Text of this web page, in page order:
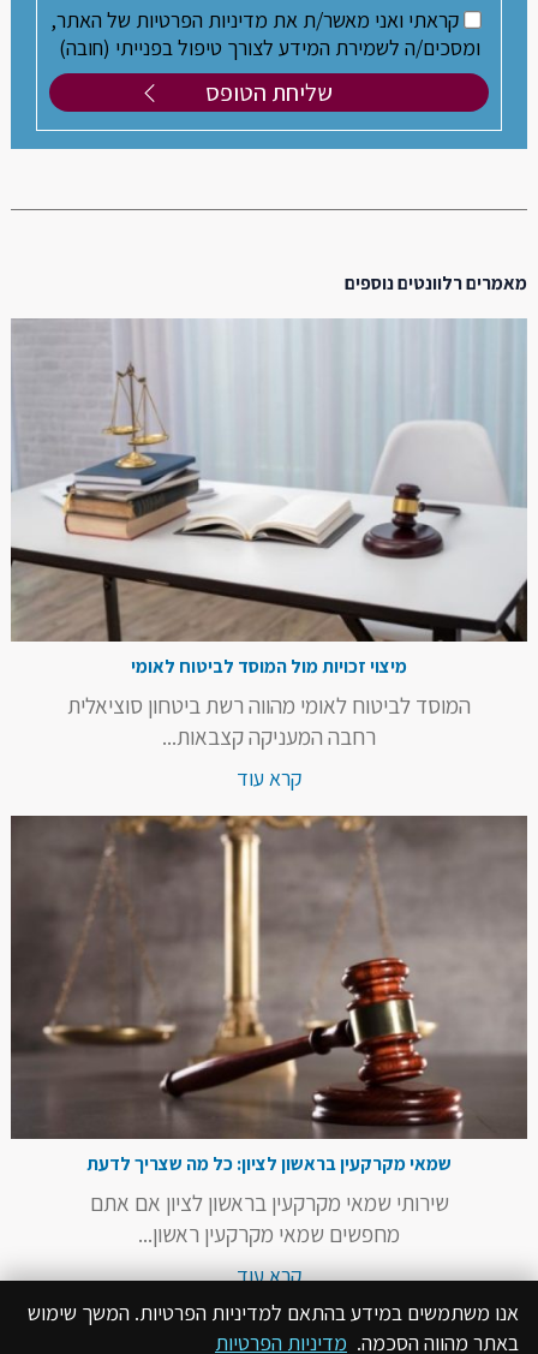
קראתי ואני מאשר/ת את מדיניות הפרטיות של האתר,
ומסכים/ה לשמירת המידע לצורך טיפול בפנייתי (חובה)
מאמרים רלוונטים נוספים
מיצוי זכויות מול המוסד לביטוח לאומי
המוסד לביטוח לאומי מהווה רשת ביטחון סוציאלית
רחבה המעניקה קצבאות...
קרא עוד
שמאי מקרקעין בראשון לציון: כל מה שצריך לדעת
שירותי שמאי מקרקעין בראשון לציון אם אתם
מחפשים שמאי מקרקעין ראשון...
קרא עוד
אנו משתמשים במידע בהתאם למדיניות הפרטיות. המשך שימוש
באתר מהווה הסכמה. מדיניות הפרטיות